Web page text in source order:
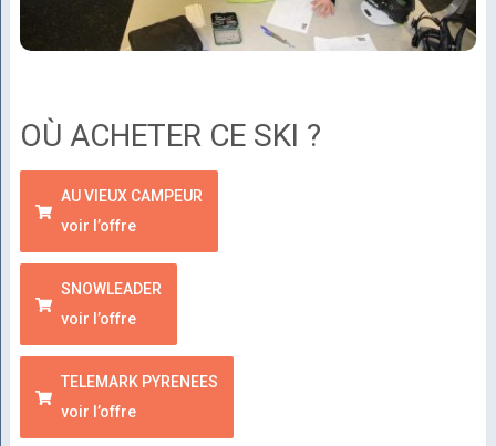
OÙ ACHETER CE SKI ?
AU VIEUX CAMPEUR
voir l’offre
SNOWLEADER
voir l’offre
TELEMARK PYRENEES
voir l’offre